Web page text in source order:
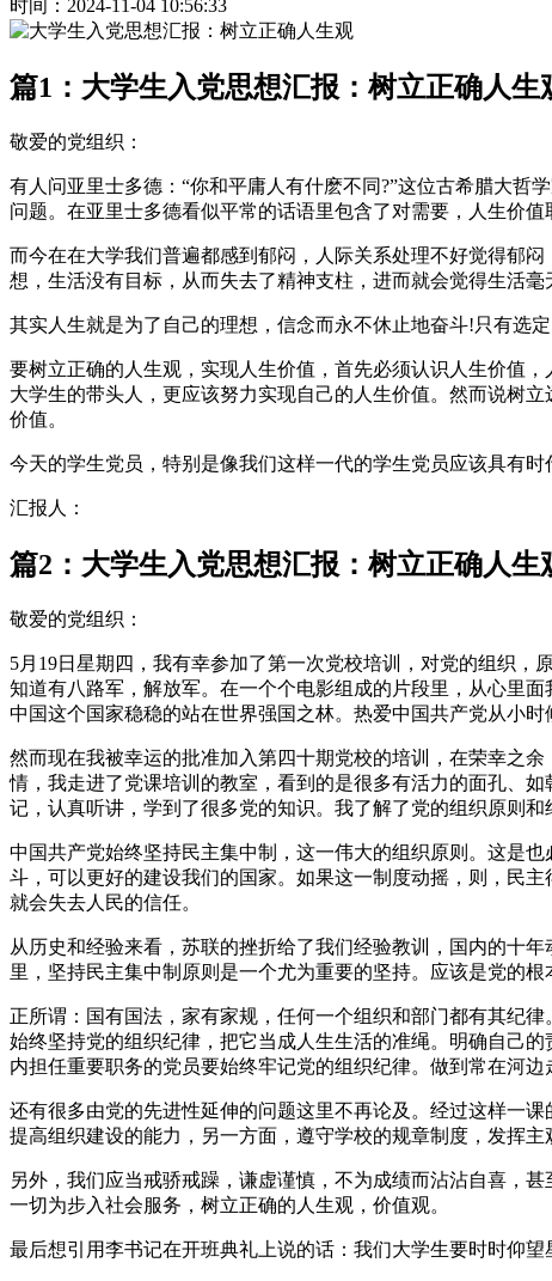
时间：2024-11-04 10:56:33
篇1：大学生入党思想汇报：树立正确人生
敬爱的党组织：
有人问亚里士多德：“你和平庸人有什麽不同?”这位古希腊大哲
问题。在亚里士多德看似平常的话语里包含了对需要，人生价
而今在在大学我们普遍都感到郁闷，人际关系处理不好觉得郁
想，生活没有目标，从而失去了精神支柱，进而就会觉得生活毫
其实人生就是为了自己的理想，信念而永不休止地奋斗!只有选
要树立正确的人生观，实现人生价值，首先必须认识人生价值
大学生的带头人，更应该努力实现自己的人生价值。然而说树
价值。
今天的学生党员，特别是像我们这样一代的学生党员应该具有
汇报人：
篇2：大学生入党思想汇报：树立正确人生
敬爱的党组织：
5月19日星期四，我有幸参加了第一次党校培训，对党的组织
知道有八路军，解放军。在一个个电影组成的片段里，从心里
中国这个国家稳稳的站在世界强国之林。热爱中国共产党从小时
然而现在我被幸运的批准加入第四十期党校的培训，在荣幸之
情，我走进了党课培训的教室，看到的是很多有活力的面孔、
记，认真听讲，学到了很多党的知识。我了解了党的组织原则和
中国共产党始终坚持民主集中制，这一伟大的组织原则。这是
斗，可以更好的建设我们的国家。如果这一制度动摇，则，民
就会失去人民的信任。
从历史和经验来看，苏联的挫折给了我们经验教训，国内的十
里，坚持民主集中制原则是一个尤为重要的坚持。应该是党的根
正所谓：国有国法，家有家规，任何一个组织和部门都有其纪
始终坚持党的组织纪律，把它当成人生生活的准绳。明确自己
内担任重要职务的党员要始终牢记党的组织纪律。做到常在河
还有很多由党的先进性延伸的问题这里不再论及。经过这样一
提高组织建设的能力，另一方面，遵守学校的规章制度，发挥
另外，我们应当戒骄戒躁，谦虚谨慎，不为成绩而沾沾自喜，
一切为步入社会服务，树立正确的人生观，价值观。
最后想引用李书记在开班典礼上说的话：我们大学生要时时仰